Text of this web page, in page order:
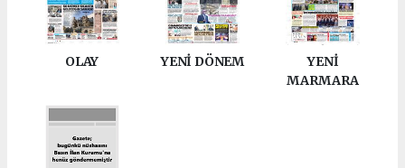
OLAY YENİ DÖNEM
YENİ
MARMARA